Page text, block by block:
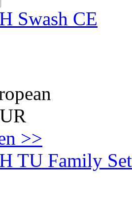
Swash CE
>>
TU Family Set